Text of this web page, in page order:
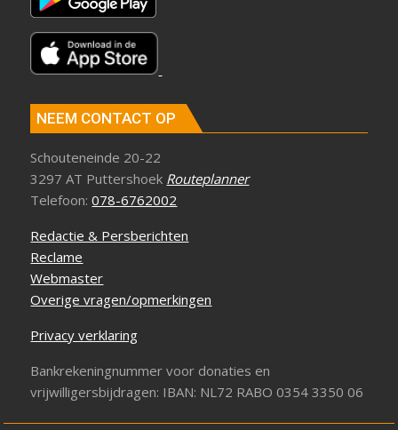
NEEM CONTACT OP
Schouteneinde 20-22
3297 AT Puttershoek Routeplanner
Telefoon:078-6762002
Redactie & Persberichten
Reclame
Webmaster
Overige vragen/opmerkingen
Privacy verklaring
Bankrekeningnummer voor donaties en
vrijwilligersbijdragen: IBAN: NL72 RABO 0354 3350 06